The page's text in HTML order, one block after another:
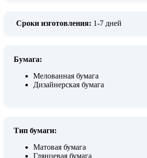
Сроки изготовления: 1-7 дней
Бумага:
Мелованная бумага
Дизайнерская бумага
Тип бумаги:
Матовая бумага
Глянцевая бумага